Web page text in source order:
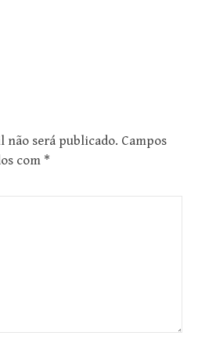
não será publicado. Campos
com *